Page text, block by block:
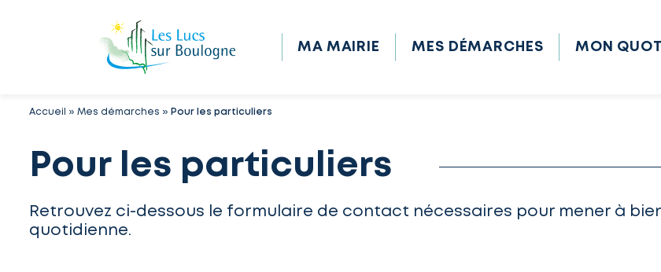
MA MAIRIE MES DÉMARCHES MON
Accueil » Mes démarches » Pour les particuliers
Pour les particuliers
Retrouvez ci-dessous le formulaire de contact nécessaires pour mener à
quotidienne.